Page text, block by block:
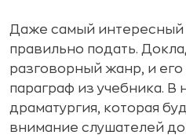
Даже самый интересный
правильно подать.
разговорный жанр, и его
параграф из учебника. В
драматургия, которая
внимание слушателей